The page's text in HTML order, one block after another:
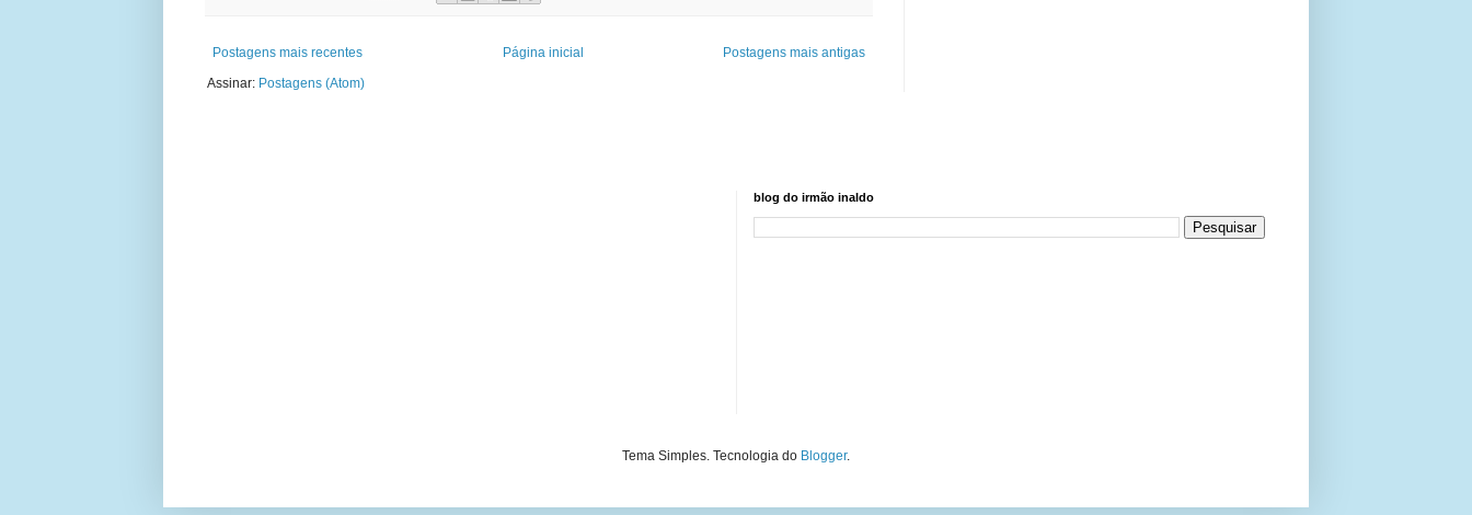
Postagens mais recentes Postagens mais antigas
Página inicial
Assinar: Postagens (Atom)
blog do irmão inaldo
Tema Simples. Tecnologia do Blogger.